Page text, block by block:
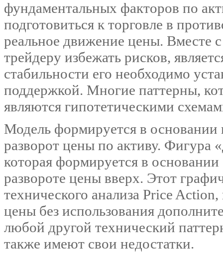
фундаментальных факторов по
подготовиться к торговле в
реальное движение цены. Вместе
трейдеру избежать рисков,
стабильности его необходимо
поддержкой. Многие паттерны,
являются гипотетическими
Модель формируется в основании
разворот цены по активу. Фигура
которая формируется в
развороте цены вверх. Этот
технического анализа Price
цены без использования
любой другой технический
также имеют свои недостатки.